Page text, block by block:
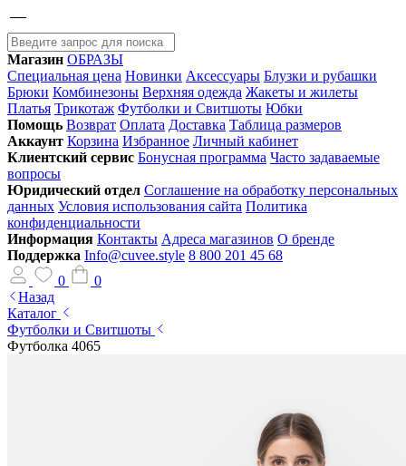
Магазин ОБРАЗЫ
Специальная цена Новинки Аксессуары Блузки и рубашки
Брюки Комбинезоны Верхняя одежда Жакеты и жилеты
Платья Трикотаж Футболки и Свитшоты Юбки
Помощь Возврат Оплата Доставка Таблица размеров
Аккаунт Корзина Избранное Личный кабинет
Клиентский сервис Бонусная программа Часто задаваемые
вопросы
Юридический отдел Соглашение на обработку персональных
данных Условия использования сайта Политика
конфиденциальности
Информация Контакты Адреса магазинов О бренде
Поддержка Info@cuvee.style 8 800 201 45 68
0
0
Назад
Каталог
Футболки и Свитшоты
Футболка 4065